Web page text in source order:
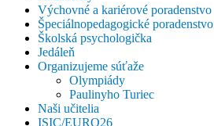
Výchovné a kariérové poradenstvo
Špeciálnopedagogické poradenstvo
Školská psychologička
Jedáleň
Organizujeme súťaže
Olympiády
Paulinyho Turiec
Naši učitelia
ISIC/EURO26